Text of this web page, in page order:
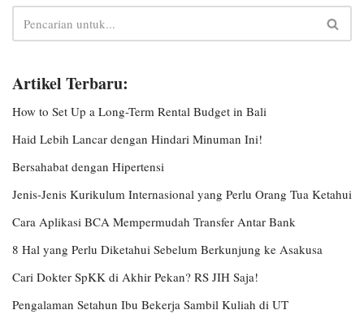
Artikel Terbaru:
How to Set Up a Long-Term Rental Budget in Bali
Haid Lebih Lancar dengan Hindari Minuman Ini!
Bersahabat dengan Hipertensi
Jenis-Jenis Kurikulum Internasional yang Perlu Orang Tua Ketahui
Cara Aplikasi BCA Mempermudah Transfer Antar Bank
8 Hal yang Perlu Diketahui Sebelum Berkunjung ke Asakusa
Cari Dokter SpKK di Akhir Pekan? RS JIH Saja!
Pengalaman Setahun Ibu Bekerja Sambil Kuliah di UT